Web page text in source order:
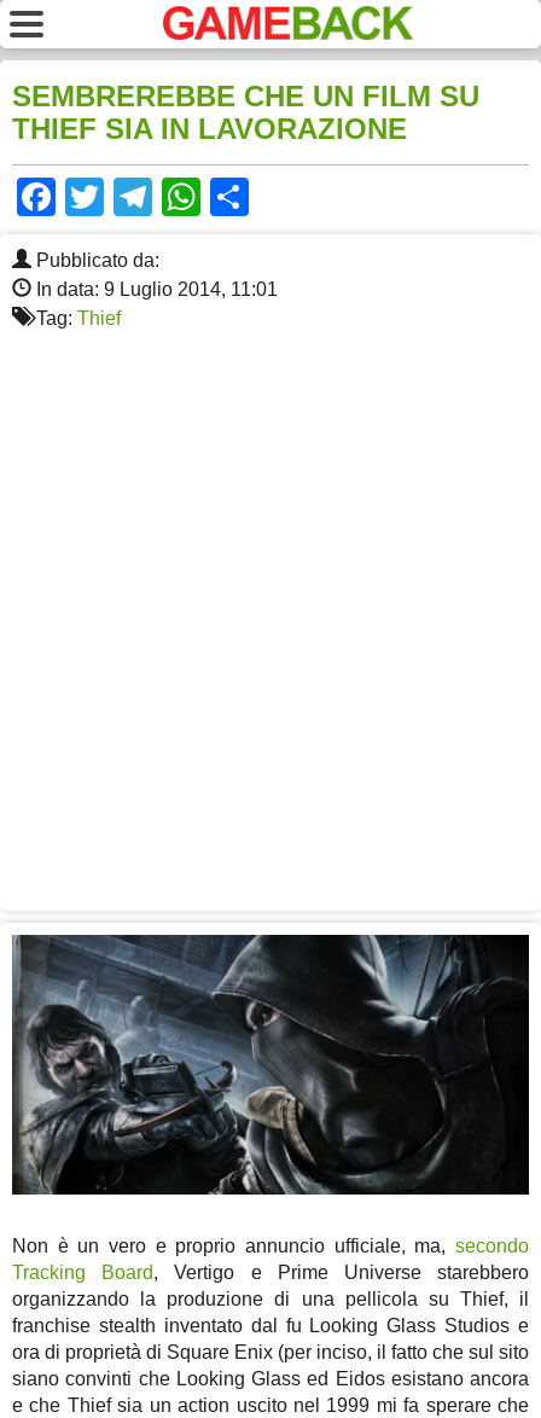
SEMBREREBBE CHE UN FILM SU
THIEF SIA IN LAVORAZIONE
Facebook
TwitterTelegram
WhatsApp
Pubblicato da:
In data: 9 Luglio 2014, 11:01
Tag: Thief
Non è un vero e proprio annuncio ufficiale, ma, secondo
Tracking Board, Vertigo e Prime Universe starebbero
organizzando la produzione di una pellicola su Thief, il
franchise stealth inventato dal fu Looking Glass Studios e
ora di proprietà di Square Enix (per inciso, il fatto che sul sito
siano convinti che Looking Glass ed Eidos esistano ancora
e che Thief sia un action uscito nel 1999 mi fa sperare che